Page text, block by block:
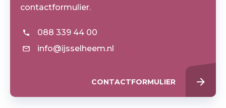
contactformulier.
088 339 44 00
info@ijsselheem.nl
CONTACTFORMULIER